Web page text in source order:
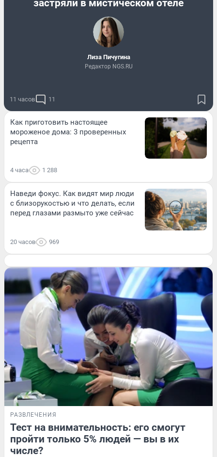
застряли в мистическом отеле
Лиза Пичугина
Редактор NGS.RU
11 часов 11
Как приготовить настоящее
мороженое дома: 3 проверенных
рецепта
4 часа 1 288
Наведи фокус. Как видят мир люди
с близорукостью и что делать, если
перед глазами размыто уже сейчас
20 часов 969
РАЗВЛЕЧЕНИЯ
Тест на внимательность: его смогут
пройти только 5% людей — вы в их
числе?